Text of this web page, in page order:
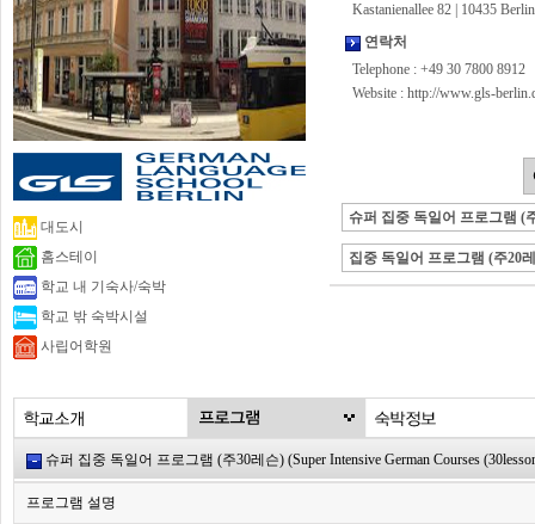
대도시
홈스테이
학교 내 기숙사/숙박
학교 밖 숙박시설
사립어학원
Kastanienallee 82 | 10435 Berlin
연락처
Telephone : +49 30 7800 8912
Website : http://www.gls-
슈퍼 집중 독일어 프로그램 (
집중 독일어 프로그램 (주20
슈퍼 집중 독일어 프로그램 (주30레슨) (Super Intensive German Courses
프로그램 설명